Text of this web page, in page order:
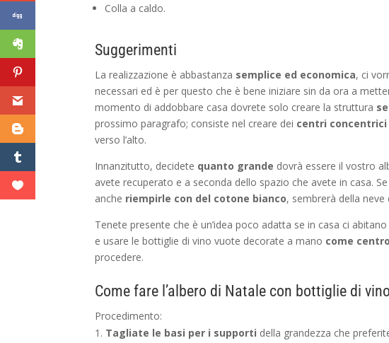
Colla a caldo.
Suggerimenti
La realizzazione è abbastanza semplice ed economica, ci
necessari ed è per questo che è bene iniziare sin da ora a
momento di addobbare casa dovrete solo creare la struttura
prossimo paragrafo; consiste nel creare dei centri concentrici
verso l’alto.
Innanzitutto, decidete quanto grande dovrà essere il vostro
avete recuperato e a seconda dello spazio che avete in casa.
anche riempirle con del cotone bianco, sembrerà della neve
Tenete presente che è un’idea poco adatta se in casa ci
e usare le bottiglie di vino vuote decorate a mano come
procedere.
Come fare l’albero di Natale con bottiglie di vino
Procedimento:
Tagliate le basi per i supporti della grandezza che